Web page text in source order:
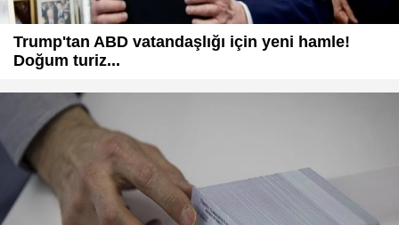
Trump'tan ABD vatandaşlığı için yeni hamle!
Doğum turiz...